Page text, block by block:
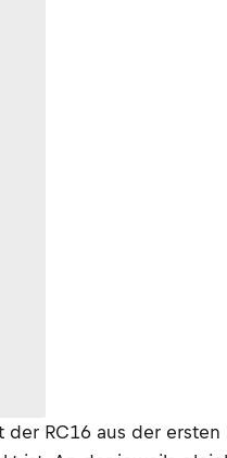
der RC16 aus der